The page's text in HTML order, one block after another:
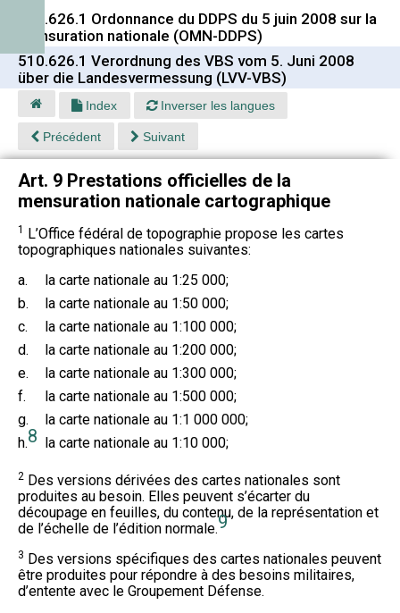
510.626.1 Ordonnance du DDPS du 5 juin 2008 sur la
mensuration nationale (OMN-DDPS)
510.626.1 Verordnung des VBS vom 5. Juni 2008
über die Landesvermessung (LVV-VBS)
Index Inverser les langues
Précédent Suivant
Art. 9 Prestations officielles de la
mensuration nationale cartographique
1 L’Office fédéral de topographie propose les cartes
topographiques nationales suivantes:
a.
la carte nationale au 1:25 000;
b.
la carte nationale au 1:50 000;
c.
la carte nationale au 1:100 000;
d.
la carte nationale au 1:200 000;
e.
la carte nationale au 1:300 000;
f.
la carte nationale au 1:500 000;
g.
la carte nationale au 1:1 000 000;
h.8 la carte nationale au 1:10 000;
2 Des versions dérivées des cartes nationales sont
produites au besoin. Elles peuvent s’écarter du
découpage en feuilles, du contenu, de la représentation et
de l’échelle de l’édition normale.9
3 Des versions spécifiques des cartes nationales peuvent
être produites pour répondre à des besoins militaires,
d’entente avec le Groupement Défense.